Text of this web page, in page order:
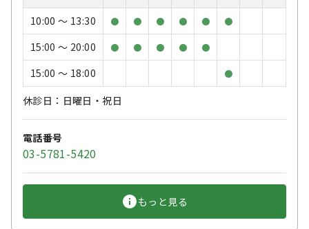
10:00 〜 13:30
● ● ● ● ● ●
15:00 〜 20:00 ● ● ● ● ●
15:00 〜 18:00 ●
休診日：日曜日・祝日
電話番号
03-5781-5420
もっと見る